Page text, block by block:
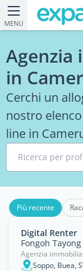
MENU
Agenzia
in
Cerchi un
nostro
line in
Ricerca per
Più recente
Digital Renter
Fongoh Tayong
Agenzia
Soppo, Buea,